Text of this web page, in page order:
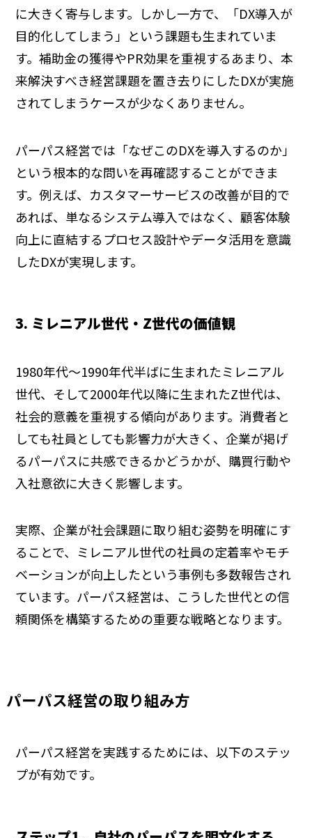
に大きく寄与します。しかし一方で、「DX導入が
目的化してしまう」という課題も生まれていま
す。補助金の獲得やPR効果を重視するあまり、本
来解決すべき経営課題を置き去りにしたDXが実施
されてしまうケースが少なくありません。
パーパス経営では「なぜこのDXを導入するのか」
という根本的な問いを再確認することができま
す。例えば、カスタマーサービスの改善が目的で
あれば、単なるシステム導入ではなく、顧客体験
向上に直結するプロセス設計やデータ活用を意識
したDXが実現します。
3. ミレニアル世代・Z世代の価値観
1980年代～1990年代半ばに生まれたミレニアル
世代、そして2000年代以降に生まれたZ世代は、
社会的意義を重視する傾向があります。消費者と
しても社員としても影響力が大きく、企業が掲げ
るパーパスに共感できるかどうかが、購買行動や
入社意欲に大きく影響します。
実際、企業が社会課題に取り組む姿勢を明確にす
ることで、ミレニアル世代の社員の定着率やモチ
ベーションが向上したという事例も多数報告され
ています。パーパス経営は、こうした世代との信
頼関係を構築するための重要な戦略となります。
パーパス経営の取り組み方
パーパス経営を実践するためには、以下のステッ
プが有効です。